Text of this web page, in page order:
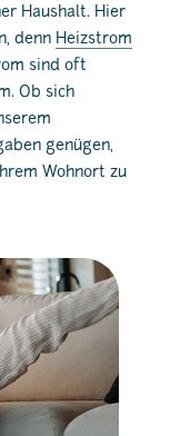
Haushalt. Hier
denn Heizstrom
sind oft
Ob sich
genügen,
Wohnort zu